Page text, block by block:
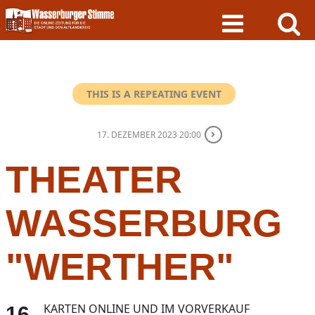
Skip
to
content
THIS IS A REPEATING EVENT
17. DEZEMBER 2023 20:00
THEATER
WASSERBURG
"WERTHER"
KARTEN ONLINE UND IM VORVERKAUF